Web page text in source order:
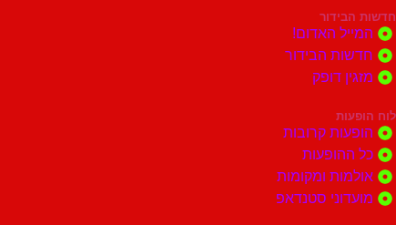
חדשות הבידור
המייל האדום!
חדשות הבידור
מזגין דופק
לוח הופעות
הופעות קרובות
כל ההופעות
אולמות ומקומות
מועדוני סטנדאפ